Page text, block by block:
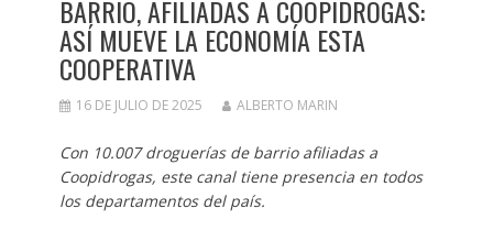
BARRIO, AFILIADAS A COOPIDROGAS:
ASÍ MUEVE LA ECONOMÍA ESTA
COOPERATIVA
16 DE JULIO DE 2025 ALBERTO MARIN
Con 10.007 droguerías de barrio afiliadas a
Coopidrogas, este canal tiene presencia en todos
los departamentos del país.